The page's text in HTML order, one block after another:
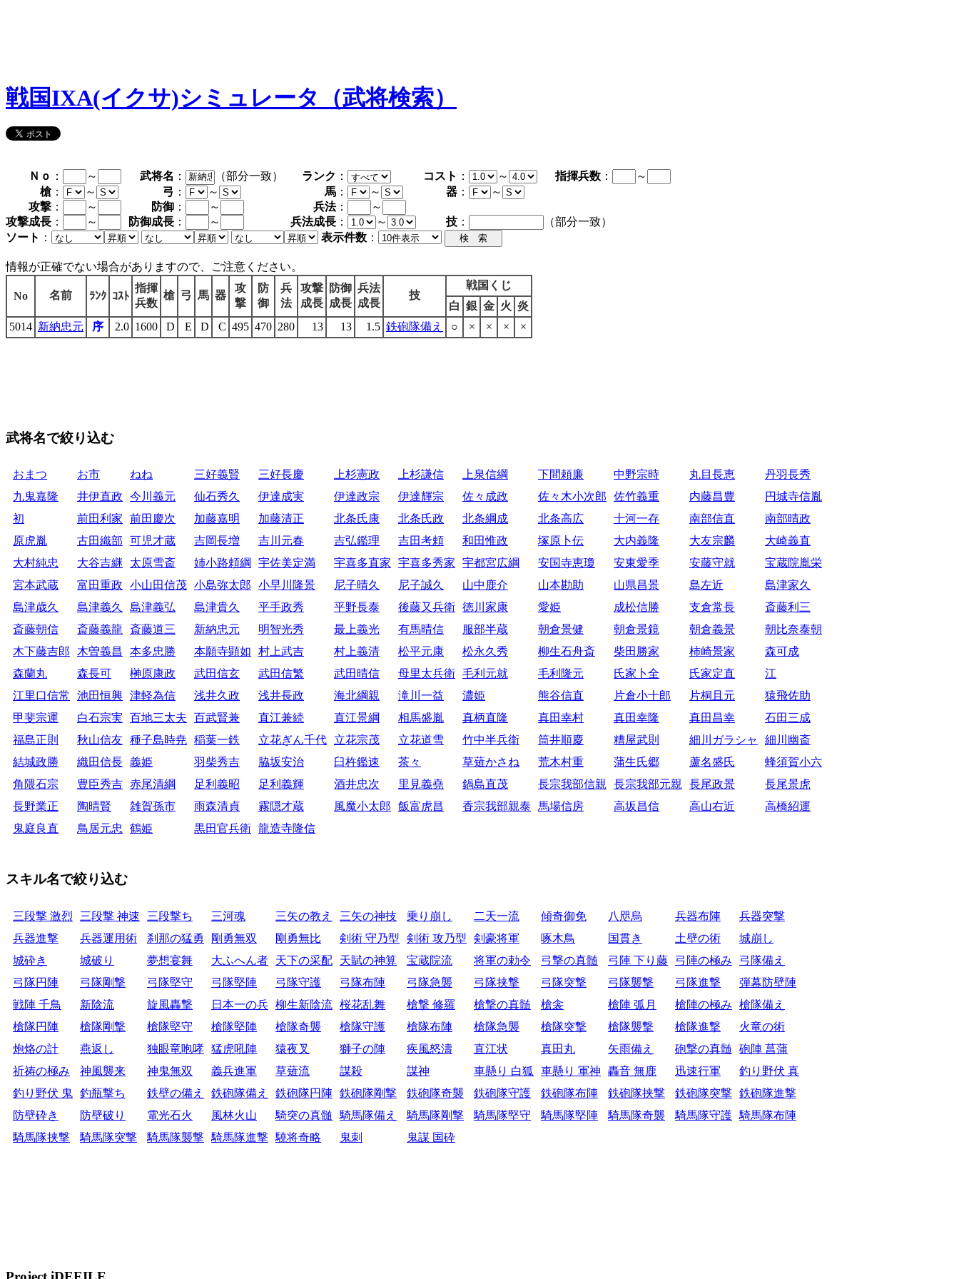
戦国IXA(イクサ)シミュレータ（武将検索）
Ｎｏ ： ～ 武将名 ： （部分一致） ランク ： コスト ： ～ 指揮兵数 ：
～
槍 ： ～ 弓 ： ～ 馬 ： ～ 器 ：
～
攻撃 ： ～ 防御 ： ～ 兵法：
～
攻撃成長 ： ～ 防御成長 ： ～ 兵法成長 ： ～ 技 ：
（部分一致）
ソート ： 表示件数 ：
情報が正確でない場合がありますので、ご注意ください。
No 名前 ﾗﾝｸ ｺｽﾄ
指揮
兵数
槍 弓 馬 器
攻
撃
防
御
兵
法
攻撃
成長
防御
成長
兵法
成長
技
戦国くじ
白 銀 金 火 炎
5014 新納忠元 序 2.0 1600 D E D C 495 470 280 13 13 1.5 鉄砲隊備え ○ × × × ×
武将名で絞り込む
おまつ お市 ねね 三好義賢 三好長慶 上杉憲政 上杉謙信 上泉信綱 下間頼廉 中野宗時 丸目長恵
丹羽長秀
九鬼嘉隆
井伊直政 今川義元 仙石秀久 伊達成実 伊達政宗 伊達輝宗 佐々成政 佐々木小次郎 佐竹義重 内藤昌豊
円城寺信胤
初
前田利家 前田慶次 加藤嘉明 加藤清正 北条氏康 北条氏政 北条綱成 北条高広 十河一存 南部信直
南部晴政
原虎胤
古田織部 可児才蔵 吉岡長増 吉川元春 吉弘鑑理 吉田考頼 和田惟政 塚原卜伝 大内義隆 大友宗麟
大崎義直
大村純忠
大谷吉継 太原雪斎 姉小路頼綱 宇佐美定満 宇喜多直家 宇喜多秀家 宇都宮広綱 安国寺恵瓊 安東愛季 安藤守就
宝蔵院胤栄
宮本武蔵
富田重政 小山田信茂 小島弥太郎 小早川隆景 尼子晴久 尼子誠久 山中鹿介 山本勘助 山県昌景 島左近
島津家久
島津歳久
島津義久 島津義弘 島津貴久 平手政秀 平野長泰 後藤又兵衛 徳川家康 愛姫 成松信勝 支倉常長
斎藤利三
斎藤朝信
斎藤義龍 斎藤道三 新納忠元 明智光秀 最上義光 有馬晴信 服部半蔵 朝倉景健 朝倉景鏡 朝倉義景
朝比奈泰朝
木下藤吉郎
木曽義昌 本多忠勝 本願寺顕如 村上武吉 村上義清 松平元康 松永久秀 柳生石舟斎 柴田勝家 柿崎景家
森可成
森蘭丸
森長可 榊原康政 武田信玄 武田信繁 武田晴信 母里太兵衛 毛利元就 毛利隆元 氏家卜全 氏家定直
江
江里口信常
池田恒興 津軽為信 浅井久政 浅井長政 海北綱親 滝川一益 濃姫 熊谷信直 片倉小十郎 片桐且元
猿飛佐助
甲斐宗運
白石宗実 百地三太夫 百武賢兼 直江兼続 直江景綱 相馬盛胤 真柄直隆 真田幸村 真田幸隆 真田昌幸
石田三成
福島正則
秋山信友 種子島時尭 稲葉一鉄 立花ぎん千代 立花宗茂 立花道雪 竹中半兵衛 筒井順慶 糟屋武則 細川ガラシャ
細川幽斎
結城政勝
織田信長 義姫 羽柴秀吉 脇坂安治 臼杵鑑速 茶々 草薙かさね 荒木村重 蒲生氏郷 蘆名盛氏
蜂須賀小六
角隈石宗
豊臣秀吉 赤尾清綱 足利義昭 足利義輝 酒井忠次 里見義堯 鍋島直茂 長宗我部信親 長宗我部元親 長尾政景
長尾景虎
長野業正
陶晴賢 雑賀孫市 雨森清貞 霧隠才蔵 風魔小太郎 飯富虎昌 香宗我部親泰 馬場信房 高坂昌信 高山右近
高橋紹運
鬼庭良直
鳥居元忠 鶴姫 黒田官兵衛 龍造寺隆信
スキル名で絞り込む
三段撃 激烈 三段撃 神速 三段撃ち 三河魂 三矢の教え 三矢の神技 乗り崩し 二天一流 傾奇御免 八咫烏 兵器布陣
兵器突撃
兵器進撃
兵器運用術 刹那の猛勇 剛勇無双 剛勇無比 剣術 守乃型 剣術 攻乃型 剣豪将軍 啄木鳥 国貫き 土壁の術
城崩し
城砕き
城破り 夢想宴舞 大ふへん者 天下の采配 天賦の神算 宝蔵院流 将軍の勅令 弓撃の真髄 弓陣 下り藤 弓陣の極み
弓隊備え
弓隊円陣
弓隊剛撃 弓隊堅守 弓隊堅陣 弓隊守護 弓隊布陣 弓隊急襲 弓隊挟撃 弓隊突撃 弓隊襲撃 弓隊進撃
弾幕防壁陣
戦陣 千鳥
新陰流 旋風轟撃 日本一の兵 柳生新陰流 桜花乱舞 槍撃 修羅 槍撃の真髄 槍衾 槍陣 弧月 槍陣の極み
槍隊備え
槍隊円陣
槍隊剛撃 槍隊堅守 槍隊堅陣 槍隊奇襲 槍隊守護 槍隊布陣 槍隊急襲 槍隊突撃 槍隊襲撃 槍隊進撃
火竜の術
炮烙の計
燕返し 独眼竜咆哮 猛虎吼陣 猿夜叉 獅子の陣 疾風怒濤 直江状 真田丸 矢雨備え 砲撃の真髄
砲陣 菖蒲
祈祷の極み
神風襲来 神鬼無双 義兵進軍 草薙流 謀殺 謀神 車懸り 白狐 車懸り 軍神 轟音 無鹿 迅速行軍
釣り野伏 真
釣り野伏 鬼 釣瓶撃ち 鉄壁の備え 鉄砲隊備え 鉄砲隊円陣 鉄砲隊剛撃 鉄砲隊奇襲 鉄砲隊守護 鉄砲隊布陣 鉄砲隊挟撃 鉄砲隊突撃 鉄砲隊進撃
防壁砕き
防壁破り 電光石火 風林火山 騎突の真髄 騎馬隊備え 騎馬隊剛撃 騎馬隊堅守 騎馬隊堅陣 騎馬隊奇襲 騎馬隊守護 騎馬隊布陣
騎馬隊挟撃
騎馬隊突撃 騎馬隊襲撃 騎馬隊進撃 驍将奇略 鬼刺 鬼謀 国砕